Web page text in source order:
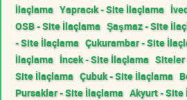
İlaçlama Yapracık - Site İlaçlama
OSB - Site İlaçlama Şaşmaz - Site
- Site İlaçlama Çukurambar - Site
İlaçlama İncek - Site İlaçlama Siteler
Site İlaçlama Çubuk - Site İlaçlama
Pursaklar - Site İlaçlama Akyurt - Site